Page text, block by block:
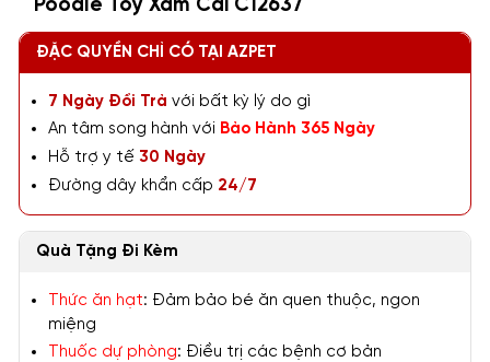
Poodle Toy Xám Cái C12637
ĐẶC QUYỀN CHỈ CÓ TẠI AZPET
7 Ngày Đổi Trả với bất kỳ lý do gì
An tâm song hành với Bảo Hành 365 Ngày
Hỗ trợ y tế 30 Ngày
Đường dây khẩn cấp 24/7
Quà Tặng Đi Kèm
Thức ăn hạt: Đảm bảo bé ăn quen thuộc, ngon
miệng
Thuốc dự phòng: Điều trị các bệnh cơ bản